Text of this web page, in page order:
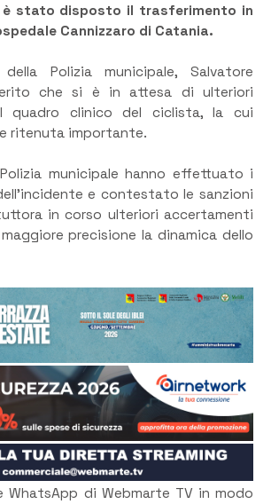
è stato disposto il trasferimento in
Cannizzaro di Catania.
Polizia municipale, Salvatore
che si è in attesa di ulteriori
quadro clinico del ciclista, la cui
ritenuta importante.
municipale hanno effettuato i
e contestato le sanzioni
in corso ulteriori accertamenti
precisione la dinamica dello
WhatsApp di Webmarte TV in modo